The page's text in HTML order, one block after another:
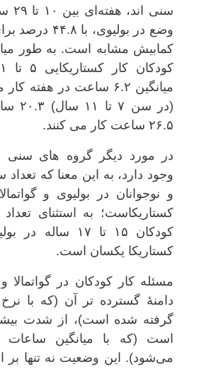
سنی اند،
وضع در بولیوی، با
کمابیش مشابه است. به طور
میانگین ۶.۲ ساعت در هفته کار
(در سن ۷ تا
۲۶.۵ ساعت کار می کنند.
در مورد دیگر گروه های سنی
وجود دارد، به این معنا که تعداد
و نوجوانان در بولیوی و گواتمالا
کستاریکاست؛ به استثنای تعداد
کودکان ۱۵ تا ۱۷ ساله
کستاریکا یکسان است.
مسئله کار کودکان در گواتمالا و
دامنۀ گسترده تر آن (که با نرخ
گرفته شده است)، از شدت
است (که با میانگین ساعات
می‌شود). این وضعیت نه تنها بر